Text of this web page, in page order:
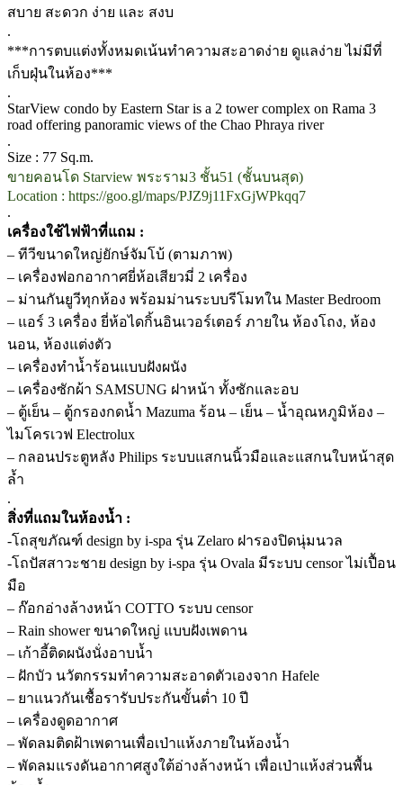
สบาย สะดวก ง่าย และ สงบ
.
***การตบแต่งทั้งหมดเน้นทำความสะอาดง่าย ดูแลง่าย ไม่มีที่
เก็บฝุ่นในห้อง***
.
StarView condo by Eastern Star is a 2 tower complex on Rama 3
road offering panoramic views of the Chao Phraya river
.
Size : 77 Sq.m.
ขายคอนโด Starview พระราม3 ชั้น51 (ชั้นบนสุด)
Location : https://goo.gl/maps/PJZ9j11FxGjWPkqq7
.
เครื่องใช้ไฟฟ้าที่แถม :
– ทีวีขนาดใหญ่ยักษ์จัมโบ้ (ตามภาพ)
– เครื่องฟอกอากาศยี่ห้อเสียวมี่ 2 เครื่อง
– ม่านกันยูวีทุกห้อง พร้อมม่านระบบรีโมทใน Master Bedroom
– แอร์ 3 เครื่อง ยี่ห้อไดกิ้นอินเวอร์เตอร์ ภายใน ห้องโถง, ห้อง
นอน, ห้องแต่งตัว
– เครื่องทำน้ำร้อนแบบฝังผนัง
– เครื่องซักผ้า SAMSUNG ฝาหน้า ทั้งซักและอบ
– ตู้เย็น – ตู้กรองกดน้ำ Mazuma ร้อน – เย็น – น้ำอุณหภูมิห้อง –
ไมโครเวฟ Electrolux
– กลอนประตูหลัง Philips ระบบแสกนนิ้วมือและแสกนใบหน้าสุด
ล้ำ
.
สิ่งที่แถมในห้องน้ำ :
-โถสุขภัณฑ์ design by i-spa รุ่น Zelaro ฝารองปิดนุ่มนวล
-โถปัสสาวะชาย design by i-spa รุ่น Ovala มีระบบ censor ไม่เปื้อน
มือ
– ก๊อกอ่างล้างหน้า COTTO ระบบ censor
– Rain shower ขนาดใหญ่ แบบฝังเพดาน
– เก้าอี้ติดผนังนั่งอาบน้ำ
– ฝักบัว นวัตกรรมทำความสะอาดตัวเองจาก Hafele
– ยาแนวกันเชื้อรารับประกันขั้นต่ำ 10 ปี
– เครื่องดูดอากาศ
– พัดลมติดฝ้าเพดานเพื่อเป่าแห้งภายในห้องน้ำ
– พัดลมแรงดันอากาศสูงใต้อ่างล้างหน้า เพื่อเป่าแห้งส่วนพื้น